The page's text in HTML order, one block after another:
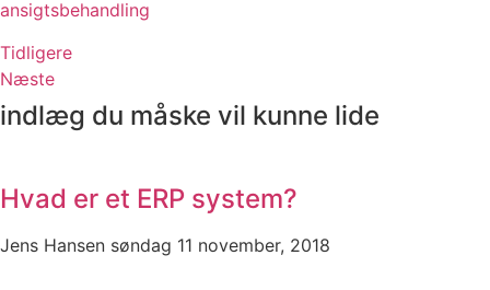
ansigtsbehandling
Tidligere
Næste
indlæg du måske vil kunne lide
Hvad er et ERP system?
Jens Hansen søndag 11 november, 2018